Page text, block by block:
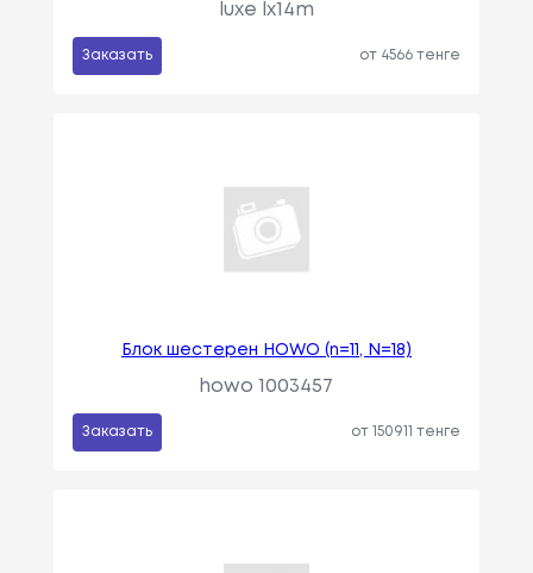
luxe lx14m
Заказать от 4566 тенге
Блок шестерен HOWO (n=11, N=18)
howo 1003457
Заказать от 150911 тенге